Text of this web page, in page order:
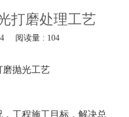
打磨处理工艺
阅读量 : 104
抛光工艺
工程施工目标，解决总